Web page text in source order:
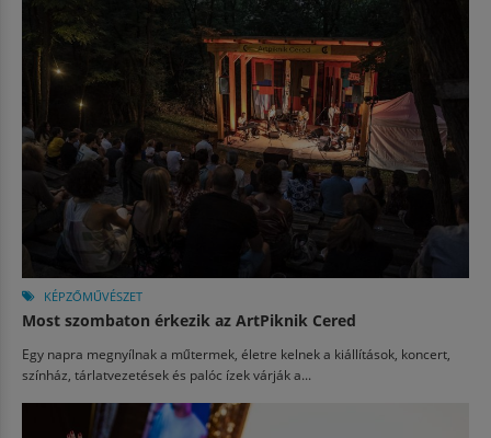
KÉPZŐMŰVÉSZET
Most szombaton érkezik az ArtPiknik Cered
Egy napra megnyílnak a műtermek, életre kelnek a kiállítások, koncert,
színház, tárlatvezetések és palóc ízek várják a...